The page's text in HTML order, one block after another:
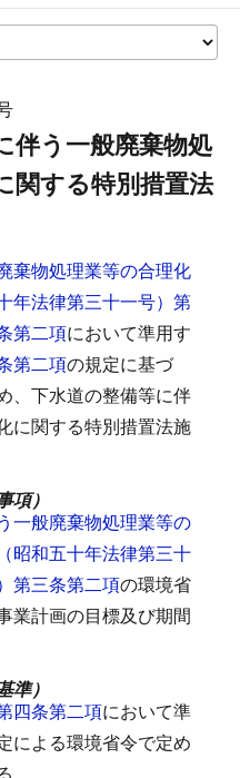
伴う一般廃棄物処
関する特別措置法
棄物処理業等の合理化
年法律第三十一号）第
第二項において準用す
第二項の規定に基づ
、下水道の整備等に伴
に関する特別措置法施
項）
一般廃棄物処理業等の
昭和五十年法律第三十
第三条第二項の環境省
業計画の目標及び期間
準）
四条第二項において準
による環境省令で定め